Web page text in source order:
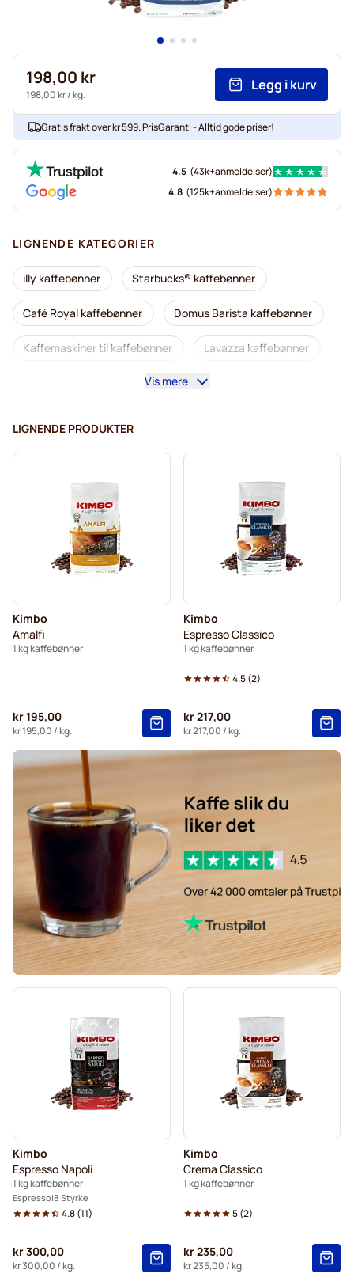
198,00 kr
198,00 kr/ kg.
Legg i kurv
Gratis frakt over kr 599. PrisGaranti - Alltid gode priser!
4.5 (43k+anmeldelser)
4.8 (125k+anmeldelser)
LIGNENDE KATEGORIER
illy kaffebønner Starbucks® kaffebønner
Café Royal kaffebønner Domus Barista kaffebønner
Kaffemaskiner til kaffebønner Lavazza kaffebønner
L'OR kaffebønner
Merrild kaffebønner Garibaldi kaffebønner
Tonino Lamborghini kaffebønner Gimoka kaffebønner
Kaffekapslen kaffebønner Delonghi espressobønner
Vis mere
LIGNENDE PRODUKTER
Kimbo
Amalfi
1 kg kaffebønner
kr 195,00
kr 195,00 / kg.
Kimbo
Espresso Classico
1 kg kaffebønner
4.5(2)
kr 217,00
kr 217,00 / kg.
Kimbo
Espresso Napoli
1 kg kaffebønner
Espresso 8 Styrke
4.8(11)
kr 300,00
kr 300,00 / kg.
Kimbo
Crema Classico
1 kg kaffebønner
5(2)
kr 235,00
kr 235,00 / kg.